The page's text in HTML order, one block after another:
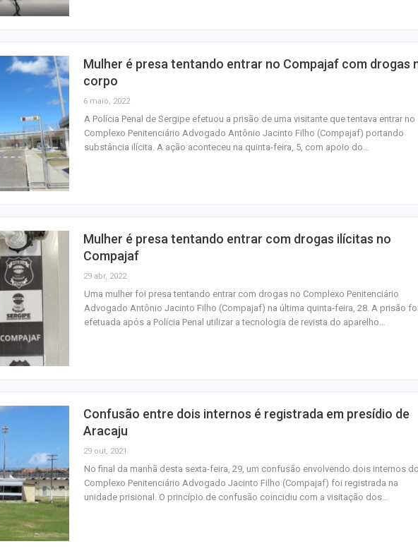
Mulher é presa tentando entrar no Compajaf com drogas
corpo
6 maio, 2022
A Polícia Penal de Sergipe efetuou a prisão de uma visitante que tentava entrar no
Complexo Penitenciário Advogado Antônio Jacinto Filho (Compajaf) portando
substância ilícita. A ação aconteceu na quinta-feira, 5, com apoio do…
Mulher é presa tentando entrar com drogas ilícitas no
Compajaf
29 abr, 2022
Uma mulher foi presa tentando entrar com drogas no Complexo Penitenciário
Advogado Antônio Jacinto Filho (Compajaf) na última quinta-feira, 28. A prisão
efetuada após a Polícia Penal utilizar a tecnologia de revista do aparelho…
Confusão entre dois internos é registrada em presídio de
Aracaju
29 out, 2021
No final da manhã desta sexta-feira, 29, um confusão envolvendo dois internos
Complexo Penitenciário Advogado Jacinto Filho (Compajaf) foi registrada na
unidade prisional. O princípio de confusão coincidiu com a visitação dos…